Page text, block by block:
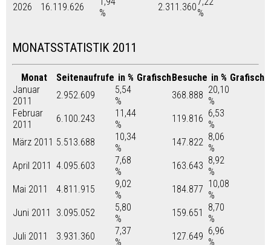
2026
16.119.626
%
2.311.360
%
MONATSSTATISTIK 2011
Monat Seitenaufrufe in % GrafischBesuche in % Grafisch
Januar
2011
2.952.609
5,54
%
368.888 20,10
%
Februar
2011
6.100.243
11,44
%
119.816 6,53
%
März 2011 5.513.688
10,34
%
147.822 8,06
%
April 2011 4.095.603
7,68
%
163.643 8,92
%
Mai 2011
4.811.915
9,02
%
184.877 10,08
%
Juni 2011
3.095.052
5,80
%
159.651
8,70
%
Juli 2011
3.931.360
7,37
%
127.649 6,96
%